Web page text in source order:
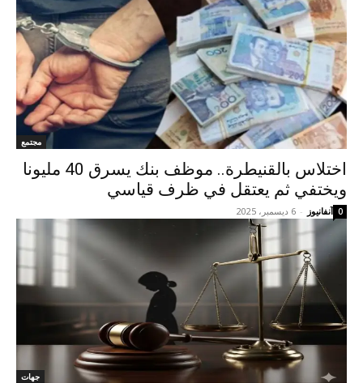
مجتمع
اختلاس بالقنيطرة.. موظف بنك يسرق 40 مليونا
ويختفي ثم يعتقل في ظرف قياسي
آنفانيوز - 6 ديسمبر، 2025 0
جهات